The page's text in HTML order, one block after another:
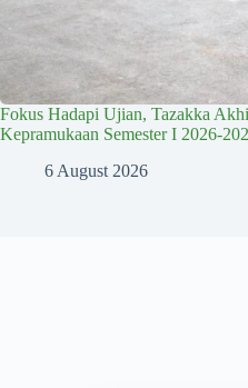
Fokus Hadapi Ujian, Tazakka
Kepramukaan Semester I 2026-
6 August 2026